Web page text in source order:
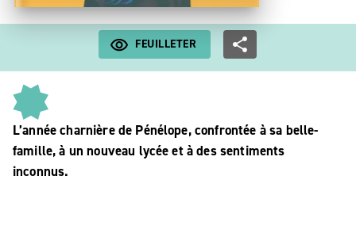
FEUILLETER
L’année charnière de Pénélope, confrontée à sa belle-
famille, à un nouveau lycée et à des sentiments
inconnus.